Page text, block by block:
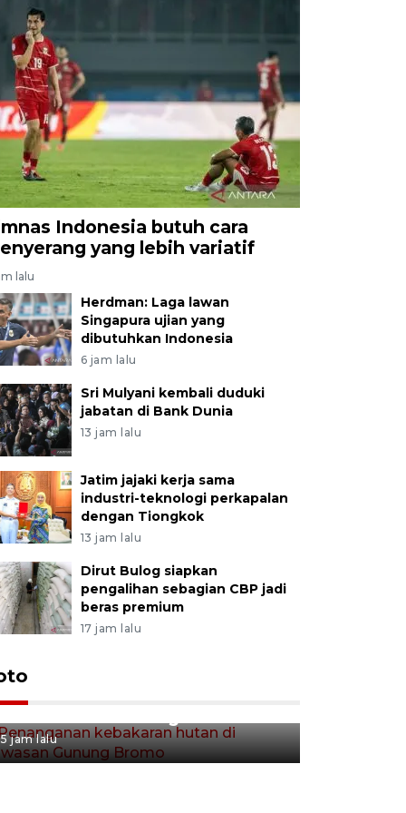
Indonesia butuh cara
yang lebih variatif
lalu
Herdman: Laga lawan
Singapura ujian yang
dibutuhkan Indonesia
6 jam lalu
Sri Mulyani kembali duduki
jabatan di Bank Dunia
13 jam lalu
Jatim jajaki kerja sama
industri-teknologi perkapalan
dengan Tiongkok
13 jam lalu
Dirut Bulog siapkan
pengalihan sebagian CBP jadi
beras premium
17 jam lalu
Penanganan kebakaran hutan
5 jam lalu